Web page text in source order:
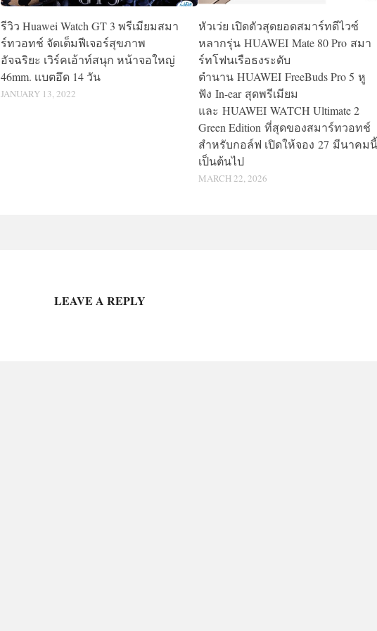
รีวิว Huawei Watch GT 3 พรีเมียมสมา
ร์ทวอทช์ จัดเต็มฟีเจอร์สุขภาพ
อัจฉริยะ เวิร์คเอ้าท์สนุก หน้าจอใหญ่
46mm. เเบตอึด 14 วัน
JANUARY 13, 2022
หัวเว่ย เปิดตัวสุดยอดสมาร์ทดีไวซ์
หลากรุ่น HUAWEI Mate 80 Pro สมา
ร์ทโฟนเรือธงระดับ
ตำนาน HUAWEI FreeBuds Pro 5 หู
ฟัง In-ear สุดพรีเมียม
และ HUAWEI WATCH Ultimate 2
Green Edition ที่สุดของสมาร์ทวอทช์
สำหรับกอล์ฟ เปิดให้จอง 27 มีนาคม
เป็นต้นไป
MARCH 22, 2026
LEAVE A REPLY